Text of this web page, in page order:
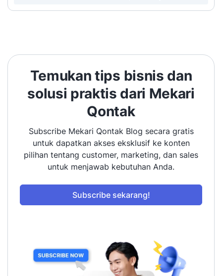
Temukan tips bisnis dan
solusi praktis dari Mekari
Qontak
Subscribe Mekari Qontak Blog secara gratis
untuk dapatkan akses eksklusif ke konten
pilihan tentang customer, marketing, dan sales
untuk menjawab kebutuhan Anda.
Subscribe sekarang!